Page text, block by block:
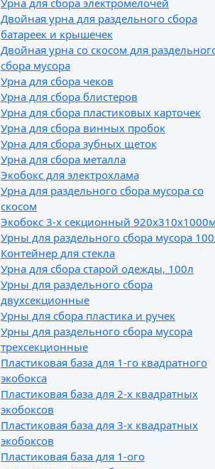
Двойная урна для раздельного сбора
батареек и крышечек
Двойная урна со скосом для
сбора мусора
Урна для сбора чеков
Урна для сбора блистеров
Урна для сбора пластиковых карточек
Урна для сбора винных пробок
Урна для сбора зубных щеток
Урна для сбора металла
Экобокс для электрохлама
Урна для раздельного сбора мусора со
скосом
Экобокс 3-х секционный
Урны для раздельного сбора мусора
Контейнер для стекла
Урна для сбора старой одежды, 100л
Урны для раздельного сбора
двухсекционные
Урны для сбора пластика и ручек
Урны для раздельного сбора мусора
трехсекционные
Пластиковая база для 1-го квадратного
экобокса
Пластиковая база для 2-х квадратных
экобоксов
Пластиковая база для 3-х квадратных
экобоксов
Пластиковая база для 1-ого